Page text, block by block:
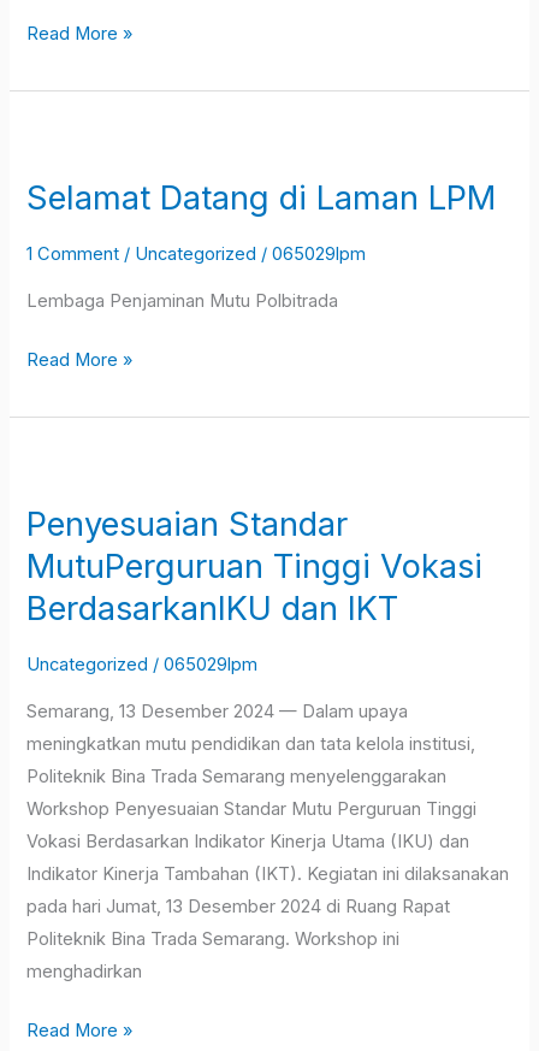
Read More »
Selamat Datang di Laman LPM
1 Comment / Uncategorized /065029lpm
Lembaga Penjaminan Mutu Polbitrada
di
LPM
Read More »
Penyesuaian Standar
MutuPerguruan Tinggi Vokasi
BerdasarkanIKU dan IKT
Uncategorized /065029lpm
Semarang, 13 Desember 2024 — Dalam upaya
meningkatkan mutu pendidikan dan tata kelola institusi,
Politeknik Bina Trada Semarang menyelenggarakan
Workshop Penyesuaian Standar Mutu Perguruan Tinggi
Vokasi Berdasarkan Indikator Kinerja Utama (IKU) dan
Indikator Kinerja Tambahan (IKT). Kegiatan ini dilaksanakan
pada hari Jumat, 13 Desember 2024 di Ruang Rapat
Politeknik Bina Trada Semarang. Workshop ini
menghadirkan
MutuPerguruan
Tinggi
BerdasarkanIKU
dan
Read More »